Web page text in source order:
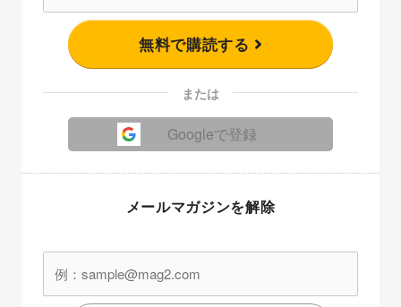
無料で購読する
または
Googleで登録
メールマガジンを解除